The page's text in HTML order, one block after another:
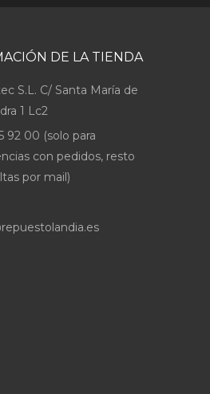
DE LA TIENDA
S.L. C/ Santa María de
1 Lc2
92 00 (solo para
con pedidos, resto
por mail)